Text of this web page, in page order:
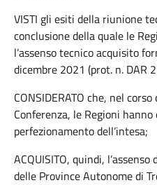
VISTI gli esiti della riunione
conclusione della quale le
l’assenso tecnico acquisito
dicembre 2021 (prot. n. DAR
CONSIDERATO che, nel
Conferenza, le Regioni
perfezionamento dell’intesa;
ACQUISITO, quindi,
delle Province Autonome di